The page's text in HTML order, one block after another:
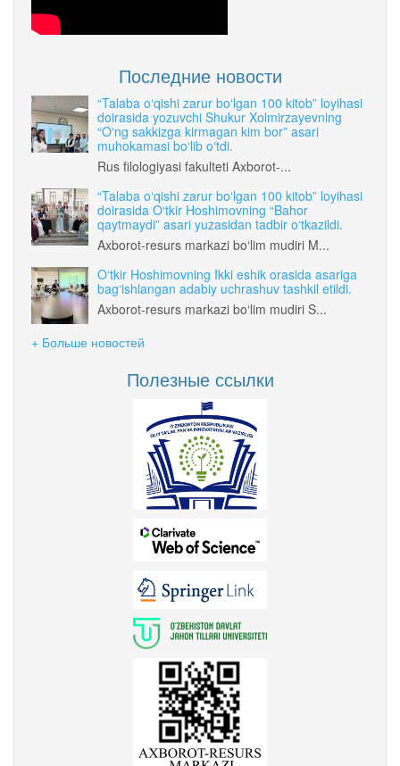
Последние новости
“Talaba o‘qishi zarur bo‘lgan 100 kitob” loyihasi
doirasida yozuvchi Shukur Xolmirzayevning
“O‘ng sakkizga kirmagan kim bor” asari
muhokamasi bo‘lib o‘tdi.
Rus filologiyasi fakulteti Axborot-...
“Talaba o‘qishi zarur bo‘lgan 100 kitob” loyihasi
doirasida O‘tkir Hoshimovning “Bahor
qaytmaydi” asari yuzasidan tadbir o‘tkazildi.
Axborot-resurs markazi bo‘lim mudiri M...
O‘tkir Hoshimovning Ikki eshik orasida asariga
bag‘ishlangan adabiy uchrashuv tashkil etildi.
Axborot-resurs markazi bo‘lim mudiri S...
+ Больше новостей
Полезные ссылки